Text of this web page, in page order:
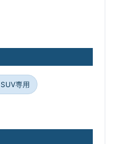
SUV専用